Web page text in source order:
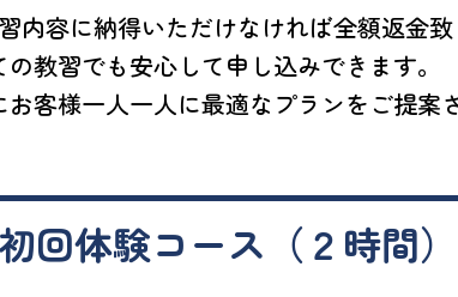
内容に納得いただけなければ全額返金
教習でも安心して申し込みできます。
客様一人一人に最適なプランをご提案
初回体験コース（２時間）